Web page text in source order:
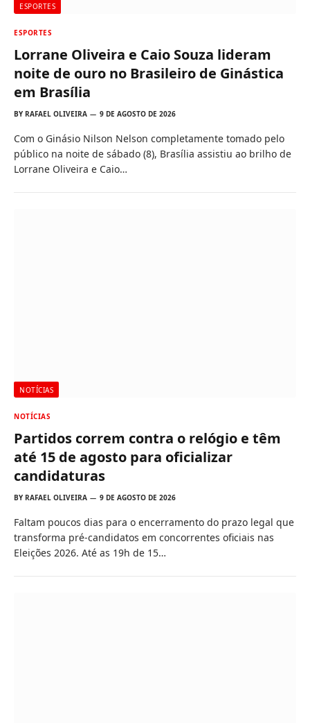
ESPORTES
ESPORTES
Lorrane Oliveira e Caio Souza lideram
noite de ouro no Brasileiro de Ginástica
em Brasília
BY RAFAEL OLIVEIRA 9 DE AGOSTO DE 2026
Com o Ginásio Nilson Nelson completamente tomado pelo
público na noite de sábado (8), Brasília assistiu ao brilho de
Lorrane Oliveira e Caio…
NOTÍCIAS
NOTÍCIAS
Partidos correm contra o relógio e têm
até 15 de agosto para oficializar
candidaturas
BY RAFAEL OLIVEIRA 9 DE AGOSTO DE 2026
Faltam poucos dias para o encerramento do prazo legal que
transforma pré-candidatos em concorrentes oficiais nas
Eleições 2026. Até as 19h de 15…